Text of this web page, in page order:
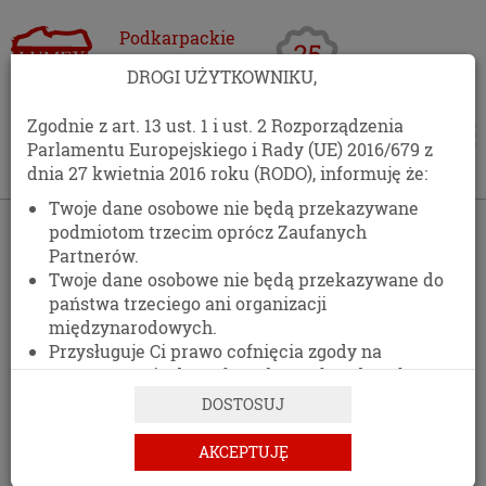
Podkarpackie
Centrum
Opakowań
Oferta›Środki czystości
ŚRODKI CZYSTOŚCI
DROGI UŻYTKOWNIKU,
Zgodnie z art. 13 ust. 1 i ust. 2 Rozporządzenia
Parlamentu Europejskiego i Rady (UE) 2016/679 z
dnia 27 kwietnia 2016 roku (RODO), informuję że:
Twoje dane osobowe nie będą przekazywane
podmiotom trzecim oprócz Zaufanych
Partnerów.
Twoje dane osobowe nie będą przekazywane do
państwa trzeciego ani organizacji
międzynarodowych.
Przysługuje Ci prawo cofnięcia zgody na
przetwarzanie danych osobowych w dowolnym
momencie, bez wpływu na zgodność z prawem
zgody przed jej cofnięciem.
Posiadasz prawo dostępu do treści swoich
DOSTOSUJ
AKCEPTUJĘ